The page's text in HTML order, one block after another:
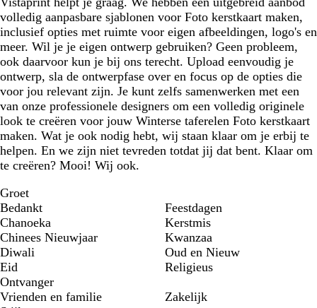
volledig aanpasbare sjablonen voor Foto kerstkaart maken,
inclusief opties met ruimte voor eigen afbeeldingen, logo's en
meer. Wil je je eigen ontwerp gebruiken? Geen probleem,
ook daarvoor kun je bij ons terecht. Upload eenvoudig je
ontwerp, sla de ontwerpfase over en focus op de opties die
voor jou relevant zijn. Je kunt zelfs samenwerken met een
van onze professionele designers om een volledig originele
look te creëren voor jouw Winterse taferelen Foto kerstkaart
maken. Wat je ook nodig hebt, wij staan klaar om je erbij te
helpen. En we zijn niet tevreden totdat jij dat bent. Klaar om
te creëren? Mooi! Wij ook.
Groet
Bedankt
Chanoeka
Chinees Nieuwjaar
Diwali
Eid
Feestdagen
Kerstmis
Kwanzaa
Oud en Nieuw
Religieus
Ontvanger
Vrienden en familie
Zakelijk